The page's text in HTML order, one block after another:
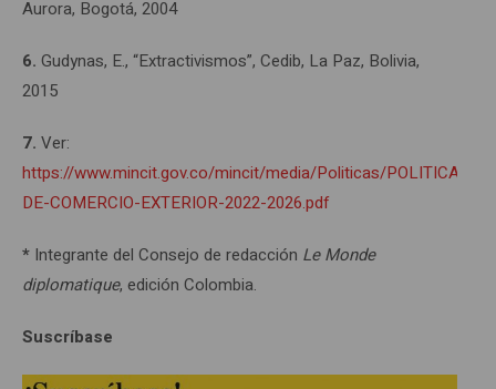
Aurora, Bogotá, 2004
6. Gudynas, E., “Extractivismos”, Cedib, La Paz, Bolivia,
2015
7. Ver:
https://www.mincit.gov.co/mincit/media/Politicas/POLITICA-
DE-COMERCIO-EXTERIOR-2022-2026.pdf
* Integrante del Consejo de redacción Le Monde
diplomatique, edición Colombia.
Suscríbase